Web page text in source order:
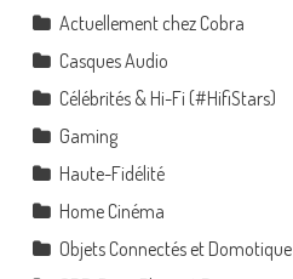
Actuellement chez Cobra
Casques Audio
Célébrités & Hi-Fi (#HifiStars)
Gaming
Haute-Fidélité
Home Cinéma
Objets Connectés et Domotique